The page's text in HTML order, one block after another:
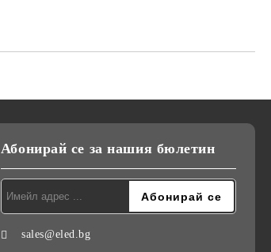
Абонирай се за нашия бюлетин
sales@eled.bg